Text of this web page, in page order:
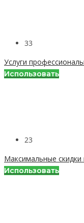
33
Услуги
Использовать
23
Максимальные скидки
Использовать